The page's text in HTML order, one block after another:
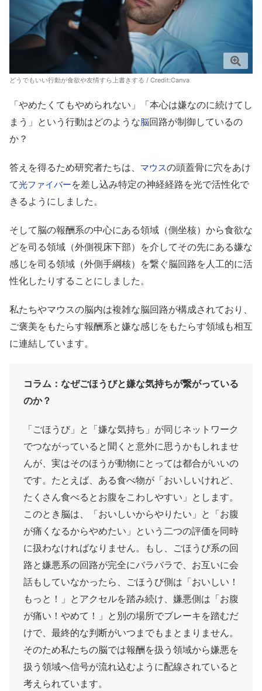
どうでもいい行動が食欲や友情すら上書きする / Credit:Canva
「やめたくてもやめられない」「本心は嫌なのに続けてし
まう」という行動はどのような脳回路が制御しているの
か？
答えを得るため研究者たちは、 マウスの頭蓋骨に穴をあけ
て光ファイバーを差し込み特定の神経経路を光で活性化で
きるようにしました。
そして脳の報酬系の中心にある領域（側坐核）から食欲な
どを司る領域（外側視床下部）を介してその先にある嫌な
感じを司る領域（外側手綱核）を繋ぐ脳回路を人工的に活
性化したりすることにしました。
私たちやマウスの脳内は複雑な脳回路が構成されており、
ご褒美をもたらす報酬系と嫌な感じをもたらす領域も相互
に連結しています。
コラム：なぜごほうびと嫌な気持ちが繋がっている
のか？
「ごほうび」と「嫌な気持ち」が同じネットワーク
でつながっていると聞くと意外に思うかもしれませ
んが、実はそのほうが動物にとっては都合がいいの
です。たとえば、ある食べ物が「おいしいけれど、
たくさん食べるとお腹をこわしやすい」とします。
このとき脳は、「おいしいからやりたい」と「お腹
が痛くなるからやめたい」という二つの評価を同時
に扱わなければなりません。もし、ごほうび系の回
路と嫌悪系の回路が完全にバラバラで、お互いに会
話もしていなかったら、ごほうび側は「おいしい！
もっと！」とアクセルを踏み続け、嫌悪側は「お腹
が痛い！やめて！」と別の場所でブレーキを踏むだ
けで、最終的な判断がいつまでもまとまりません。
そのため私たちの脳では報酬を扱う領域から嫌悪を
扱う領域へ信号が流れ込むように配線されていると
考えられています。